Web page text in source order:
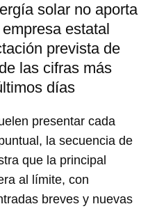
solar no aporta
estatal
prevista de
las cifras más
días
presentar cada
la secuencia de
que la principal
al límite, con
breves y nuevas